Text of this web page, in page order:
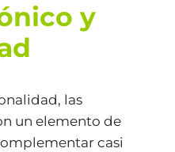
y
las
un elemento de
casi